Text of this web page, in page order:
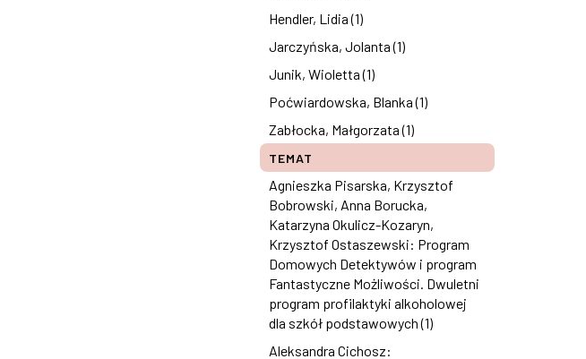
Hendler, Lidia (1)
Jarczyńska, Jolanta (1)
Junik, Wioletta (1)
Poćwiardowska, Blanka (1)
Zabłocka, Małgorzata (1)
TEMAT
Agnieszka Pisarska, Krzysztof
Bobrowski, Anna Borucka,
Katarzyna Okulicz-Kozaryn,
Krzysztof Ostaszewski: Program
Domowych Detektywów i program
Fantastyczne Możliwości. Dwuletni
program profilaktyki alkoholowej
dla szkół podstawowych (1)
Aleksandra Cichosz: